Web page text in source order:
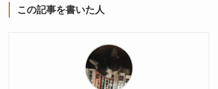
この記事を書いた人